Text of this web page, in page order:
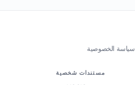
سياسة الخصوصية
مستندات شخصية